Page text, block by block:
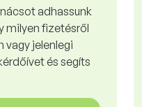
adhassunk
milyen fizetésről
vagy jelenlegi
és segíts